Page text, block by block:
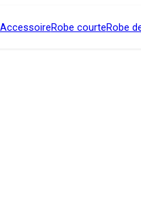
AccessoireRobe courteRobe